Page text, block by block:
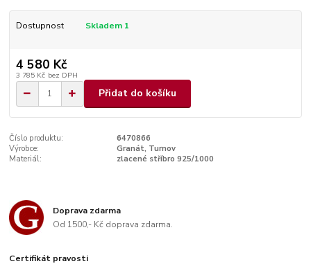
Dostupnost Skladem 1
4 580 Kč
3 785 Kč bez DPH
Přidat do košíku
Číslo produktu:
6470866
Výrobce:
Granát, Turnov
Materiál:
zlacené stříbro 925/1000
Doprava zdarma
Od 1500,- Kč doprava zdarma.
Certifikát pravosti